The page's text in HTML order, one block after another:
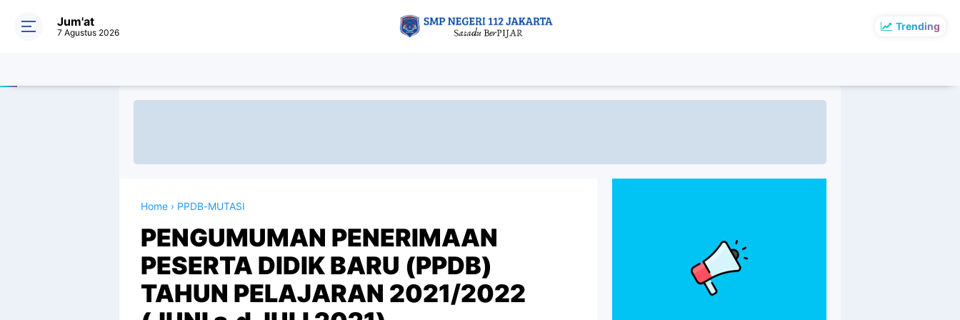
Trending
Jum'at
7 Agustus 2026
Home › PPDB-MUTASI
PENGUMUMAN PENERIMAAN
PESERTA DIDIK BARU (PPDB)
TAHUN PELAJARAN 2021/2022